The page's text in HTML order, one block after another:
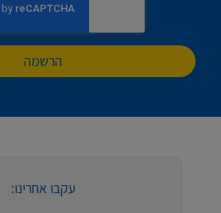
הרשמה
עקבו אחרינו: